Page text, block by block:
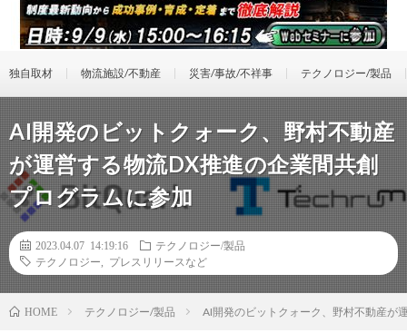
独自取材 物流施設/不動産 災害/事故/不祥事 テクノロジー/製品
AI開発のビットクォーク、野村不動産
が運営する物流DX推進の企業間共創
プログラムに参加
2023.04.07 14:19:16
テクノロジー/製品
テクノロジー
プレスリリースなど
HOME テクノロジー/製品 AI開発のビットクォーク、野村不動産が